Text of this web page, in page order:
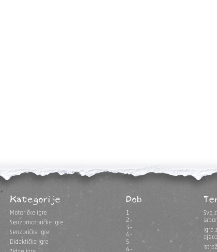
Kategorije
Motoričke igre
Senzomotoričke igre
Senzoričke igre
Didaktičke igre
Dob
1+
2+
3+
4+
5+
6+
Sve
Igre